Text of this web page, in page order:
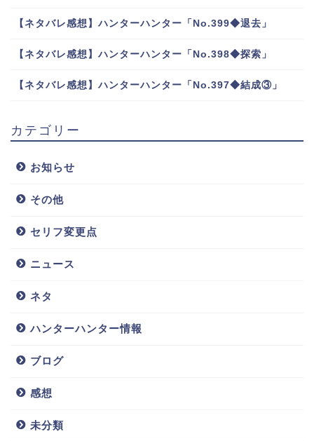
【ネタバレ感想】ハンターハンター「No.399◆退去」
【ネタバレ感想】ハンターハンター「No.398◆探索」
【ネタバレ感想】ハンターハンター「No.397◆結成③」
カテゴリー
お知らせ
その他
セリフ変更点
ニュース
ネタ
ハンターハンター情報
ブログ
感想
未分類